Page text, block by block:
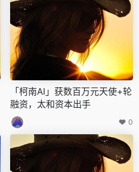
「柯南AI」获数百万元天使+轮
融资，太和资本出手
0